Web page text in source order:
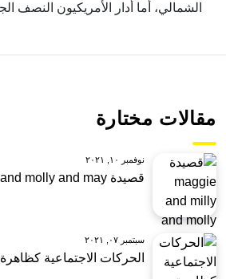
الشمالي، أما أدار الأمريكيون النصف
مقالات مختارة
نوفمبر ١٠, ٢٠٢١
قصيدة maggie and milly and molly and may
سبتمبر ٠٧, ٢٠٢١
الحركات الاجتماعية